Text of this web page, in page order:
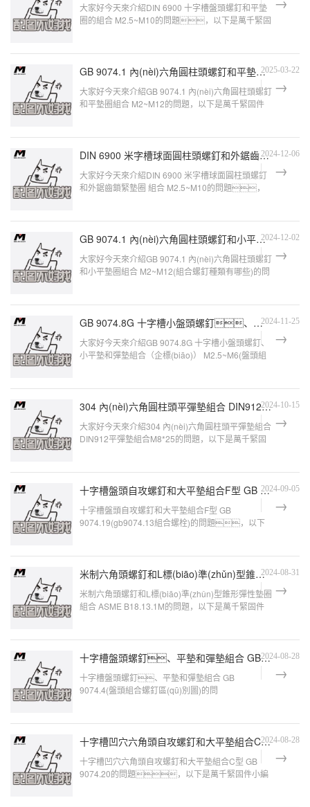
大家好今天來介紹DIN 6900 十字槽盤頭螺釘和平墊
圈的組合 M2.5~M10的問題，以下是萬千緊固
GB 9074.1 內(nèi)六角圓柱頭螺釘和平墊圈組合 M2~M122025-03-22
大家好今天來介紹GB 9074.1 內(nèi)六角圓柱頭螺釘
和平墊圈組合 M2~M12的問題，以下是萬千緊固件
DIN 6900 米字槽球面圓柱頭螺釘和外鋸齒鎖緊墊圈 組合 M2.5~M10
2024-12-06
大家好今天來介紹DIN 6900 米字槽球面圓柱頭螺釘
和外鋸齒鎖緊墊圈 組合 M2.5~M10的問題，
GB 9074.1 內(nèi)六角圓柱頭螺釘和小平墊圈組合 M2~M122024-12-02
大家好今天來介紹GB 9074.1 內(nèi)六角圓柱頭螺釘
和小平墊圈組合 M2~M12(組合螺釘種類有哪些)的問
GB 9074.8G 十字槽小盤頭螺釘、小平墊和彈墊組合（企標(biāo)） M2.5~M62024-11-25
大家好今天來介紹GB 9074.8G 十字槽小盤頭螺釘、
小平墊和彈墊組合（企標(biāo)） M2.5~M6(盤頭組
304 內(nèi)六角圓柱頭平彈墊組合 DIN912平彈墊組合 M8*25
2024-10-15
大家好今天來介紹304 內(nèi)六角圓柱頭平彈墊組合
DIN912平彈墊組合M8*25的問題，以下是萬千緊固
十字槽盤頭自攻螺釘和大平墊組合F型 GB 9074.19
2024-09-05
十字槽盤頭自攻螺釘和大平墊組合F型 GB
9074.19(gb9074.13組合螺栓)的問題，以下
米制六角頭螺釘和L標(biāo)準(zhǔn)型錐形彈性墊圈組合 ASME B18.13.1M2024-08-31
米制六角頭螺釘和L標(biāo)準(zhǔn)型錐形彈性墊圈
組合 ASME B18.13.1M的問題，以下是萬千緊固件
十字槽盤頭螺釘、平墊和彈墊組合 GB 9074.4
2024-08-28
十字槽盤頭螺釘、平墊和彈墊組合 GB
9074.4(盤頭組合螺釘區(qū)別圖)的問
十字槽凹穴六角頭自攻螺釘和大平墊組合C型 GB 9074.20
2024-08-28
十字槽凹穴六角頭自攻螺釘和大平墊組合C型 GB
9074.20的問題，以下是萬千緊固件小編